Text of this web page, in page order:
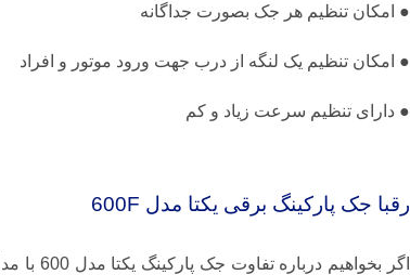
● امکان تنظیم هر جک بصورت جداگانه
● امکان تنظیم یک لنگه از درب جهت ورود موتور و افراد
● دارای تنظیم سرعت زیاد و کم
رقبا جک پارکینگ برقی یکتا مدل 600F
اگر